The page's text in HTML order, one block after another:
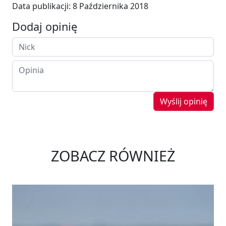
Data publikacji: 8 Października 2018
Dodaj opinię
Wyślij opinię
ZOBACZ RÓWNIEŻ